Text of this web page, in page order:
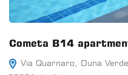
Cometa B14
Via Quarnaro, Duna